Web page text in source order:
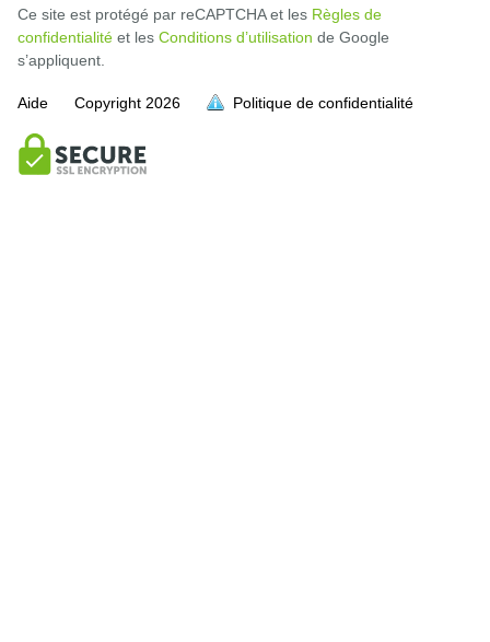
Ce site est protégé par reCAPTCHA et les Règles de
confidentialité et les Conditions d’utilisation de Google
s’appliquent.
Aide Copyright 2026 Politique de confidentialité